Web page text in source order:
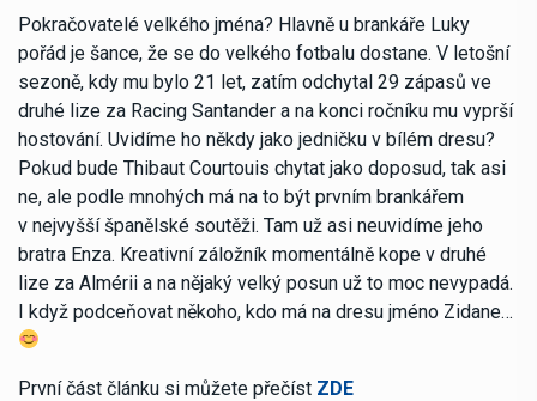
Pokračovatelé velkého jména? Hlavně u brankáře Luky
pořád je šance, že se do velkého fotbalu dostane. V letošní
sezoně, kdy mu bylo 21 let, zatím odchytal 29 zápasů ve
druhé lize za Racing Santander a na konci ročníku mu vyprší
hostování. Uvidíme ho někdy jako jedničku v bílém dresu?
Pokud bude Thibaut Courtouis chytat jako doposud, tak asi
ne, ale podle mnohých má na to být prvním brankářem
v nejvyšší španělské soutěži. Tam už asi neuvidíme jeho
bratra Enza. Kreativní záložník momentálně kope v druhé
lize za Almérii a na nějaký velký posun už to moc nevypadá.
I když podceňovat někoho, kdo má na dresu jméno Zidane…
První část článku si můžete přečíst ZDE